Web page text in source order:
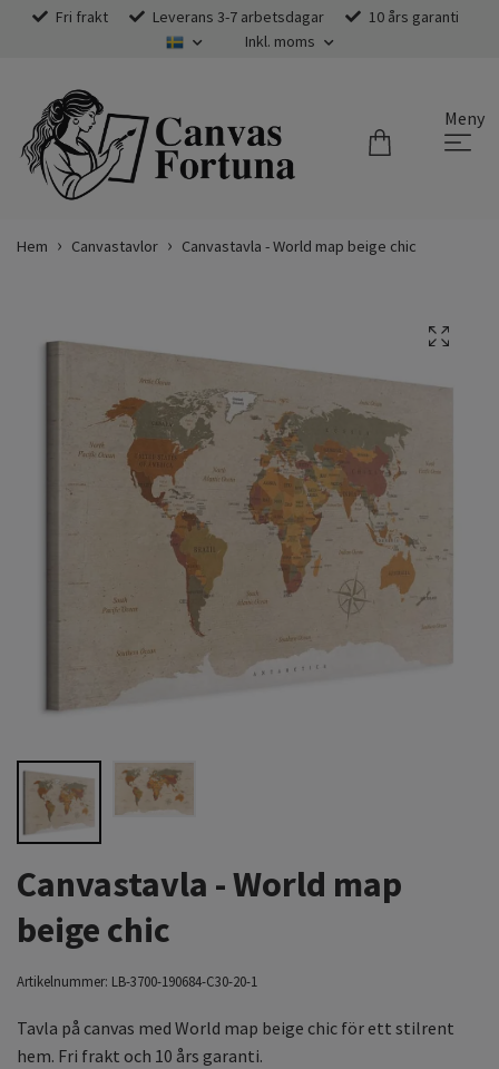
Fri frakt Leverans 3-7 arbetsdagar
10 års garanti
Inkl. moms
Meny
Hem Canvastavlor Canvastavla - World map beige chic
Canvastavla - World map
beige chic
Artikelnummer: LB-3700-190684-C30-20-1
Tavla på canvas med World map beige chic för ett stilrent
hem. Fri frakt och 10 års garanti.